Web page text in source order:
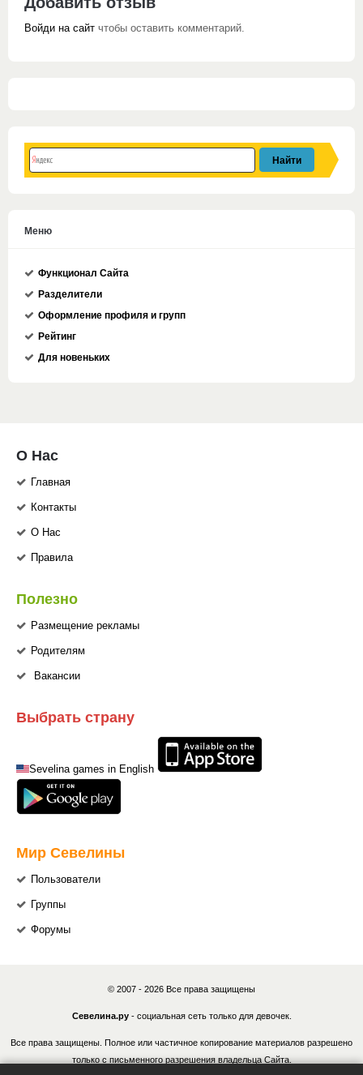
Войди на сайт чтобы оставить комментарий.
Меню
Функционал Сайта
Разделители
Оформление профиля и групп
Рейтинг
Для новеньких
О Нас
Главная
Контакты
О Нас
Правила
Полезно
Размещение рекламы
Родителям
Вакансии
Выбрать страну
Sevelina games in English
Мир Севелины
Пользователи
Группы
Форумы
© 2007 - 2026 Все права защищены
Севелина.ру- социальная сеть только для девочек.
Все права защищены. Полное или частичное копирование материалов разрешено
только с письменного разрешения владельца Сайта.